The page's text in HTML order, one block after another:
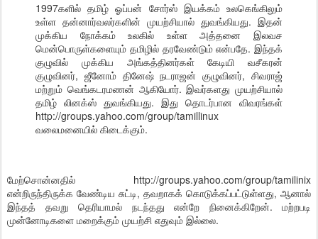
1997களில் தமிழ் ஓப்பன் சோர்ஸ் இயக்கம் உலகெங்கிலும்
உள்ள தன்னார்வலர்களின் முயற்சியால் துவங்கியது. இதன்
முக்கிய நோக்கம் உலகில் உள்ள அத்தனை இலவச
மென்பொருள்களையும் தமிழில் தரவேண்டும் என்பதே. இந்தக்
குழுவில் முக்கிய அங்கத்தினர்கள் கேடியி வசீகரன்
குழுவினர், ஜீனோம் தினேஷ் நடராஜன் குழுவினர், சிவராஜ்
மற்றும் வெங்கடரமணன் ஆகியோர். இவர்களது முயற்சியால்
தமிழ் லினக்ஸ் துவங்கியது. இது தொடர்பான விவரங்கள்
http://groups.yahoo.com/group/tamillinux
வலைமனையில் கிடைக்கும்.
மேற்சொன்னதில் http://groups.yahoo.com/group/tamilinix
என்றிருந்திருக்க வேண்டிய சுட்டி, தவறாகக் கொடுக்கப்பட்டுள்ளது, ஆனால்
இந்தத் தவறு தெரியாமல் நடந்தது என்றே நினைக்கிறேன். மற்றபடி
முன்னோடிகளை மறைக்கும் முயற்சி எதுவும் இல்லை.